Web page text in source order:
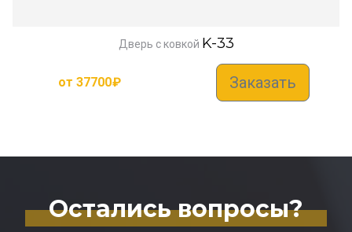
Дверь с ковкой K-33
от 37700₽ Заказать
Остались вопросы?